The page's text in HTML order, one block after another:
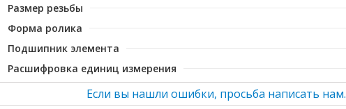
Размер резьбы
Форма ролика
Подшипник элемента
Расшифровка единиц измерения
Если вы нашли ошибки, просьба написать нам.